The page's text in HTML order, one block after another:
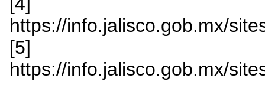
https://info.jalisco.gob.mx/
[5]
https://info.jalisco.gob.mx/